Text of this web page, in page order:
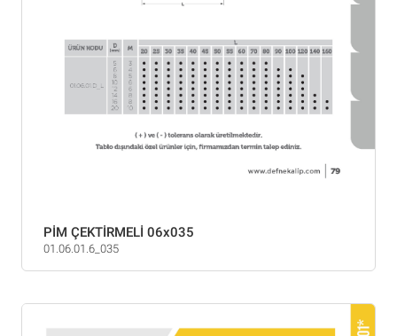
PİM ÇEKTİRMELİ 06x035
01.06.01.6_035